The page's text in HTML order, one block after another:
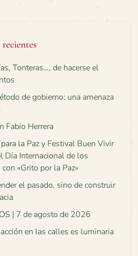
Tonteras…, de hacerse el
de gobierno: una amenaza
Fabio Herrera
la Paz y Festival Buen Vivir
Día Internacional de los
«Grito por la Paz»
el pasado, sino de construir
| 7 de agosto de 2026
en las calles es luminaria